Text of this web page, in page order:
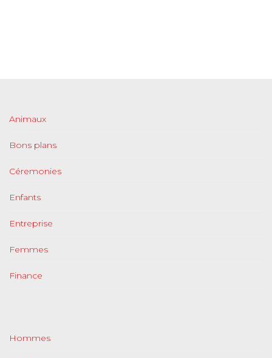
Animaux
Bons plans
Céremonies
Enfants
Entreprise
Femmes
Finance
Hommes